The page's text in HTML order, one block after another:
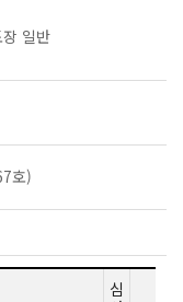
일반
호)
심